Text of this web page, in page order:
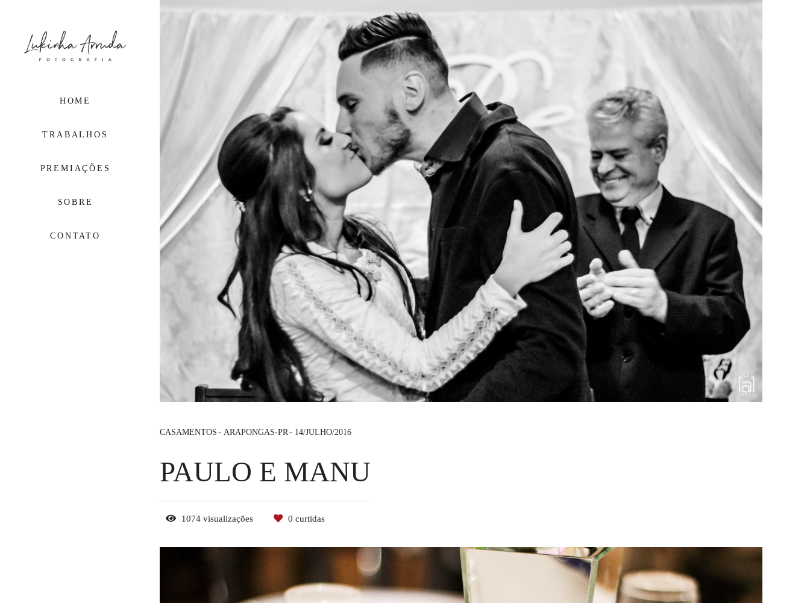
HOME
TRABALHOS
PREMIAÇÕES
SOBRE
CONTATO
CASAMENTOS ARAPONGAS-PR 14/JULHO/2016
PAULO E MANU
1074 visualizações 0 curtidas